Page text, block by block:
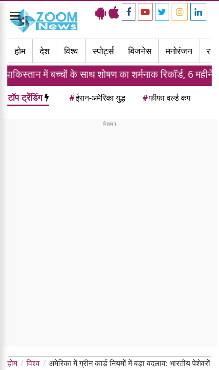
Toggle
navigation
होम
देश विश्व स्पोर्ट्स बिजनेस मनोरंजन
के साथ शोषण का शर्मनाक रिकॉर्ड, 6 महीने में 1914 मामले
टॉप ट्रेंडिंग #ईरान-अमेरिका युद्ध #फीफा वर्ल्ड कप
होम विश्व
अमेरिका में ग्रीन कार्ड नियमों में बड़ा बदलाव: भारतीय पेशेवरों